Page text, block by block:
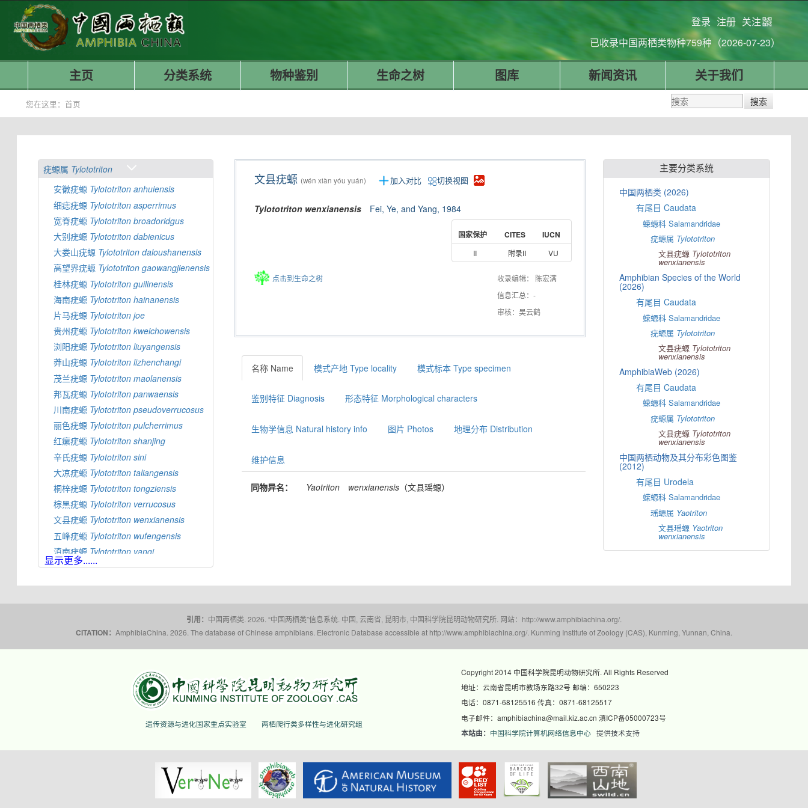
登录 注册 关注
已收录中国两栖类物种759种（2026-07-23）
主页 分类系统 物种鉴别 生命之树 图库 新闻资讯 关于我们
您在这里：首页
疣螈属 Tylototriton
安徽疣螈 Tylototriton anhuiensis
细痣疣螈 Tylototriton asperrimus
宽脊疣螈 Tylototriton broadoridgus
大别疣螈 Tylototriton dabienicus
大娄山疣螈 Tylototriton daloushanensis
高望界疣螈 Tylototriton gaowangjienensis
桂林疣螈 Tylototriton guilinensis
海南疣螈 Tylototriton hainanensis
片马疣螈 Tylototriton joe
贵州疣螈 Tylototriton kweichowensis
浏阳疣螈 Tylototriton liuyangensis
莽山疣螈 Tylototriton lizhenchangi
茂兰疣螈 Tylototriton maolanensis
邦瓦疣螈 Tylototriton panwaensis
川南疣螈 Tylototriton pseudoverrucosus
丽色疣螈 Tylototriton pulcherrimus
红瘰疣螈 Tylototriton shanjing
辛氏疣螈 Tylototriton sini
大凉疣螈 Tylototriton taliangensis
桐梓疣螈 Tylototriton tongziensis
棕黑疣螈 Tylototriton verrucosus
文县疣螈 Tylototriton wenxianensis
五峰疣螈 Tylototriton wufengensis
滇南疣螈 Tylototriton yangi
蔡氏疣螈Tylototriton ziegleri
显示更多......
文县疣螈 (wén xiàn yóu yuán) 加入对比 切换视图
Tylototriton wenxianensis Fei, Ye, and Yang, 1984
国家保护 CITES IUCN
II 附录II VU
点击到生命之树
收录编辑： 陈宏满
信息汇总：-
审核：吴云鹤
名称 Name 模式产地 Type locality 模式标本 Type specimen
鉴别特征 Diagnosis 形态特征 Morphological characters
生物学信息 Natural history info 图片 Photos 地理分布 Distribution
维护信息
同物异名： Yaotriton wenxianensis （文县瑶螈）
主要分类系统
中国两栖类 (2026)
有尾目 Caudata
蝾螈科 Salamandridae
疣螈属 Tylototriton
文县疣螈 Tylototriton
wenxianensis
Amphibian Species of the World
(2026)
有尾目 Caudata
蝾螈科 Salamandridae
疣螈属 Tylototriton
文县疣螈 Tylototriton
wenxianensis
AmphibiaWeb (2026)
有尾目 Caudata
蝾螈科 Salamandridae
疣螈属 Tylototriton
文县疣螈 Tylototriton
wenxianensis
中国两栖动物及其分布彩色图鉴
(2012)
有尾目 Urodela
蝾螈科 Salamandridae
瑶螈属 Yaotriton
文县瑶螈 Yaotriton
wenxianensis
引用： 中国两栖类. 2026. “中国两栖类”信息系统. 中国, 云南省, 昆明市, 中国科学院昆明动物研究所. 网站：http://www.amphibiachina.org/.
CITATION： AmphibiaChina. 2026. The database of Chinese amphibians. Electronic Database accessible at http://www.amphibiachina.org/. Kunming Institute of Zoology (CAS), Kunming, Yunnan, China.
遗传资源与进化国家重点实验室 两栖爬行类多样性与进化研究组
Copyright 2014 中国科学院昆明动物研究所. All Rights Reserved
地址：云南省昆明市教场东路32号 邮编：650223
电话：0871-68125516 传真：0871-68125517
电子邮件：amphibiachina@mail.kiz.ac.cn 滇ICP备05000723号
本站由： 中国科学院计算机网络信息中心提供技术支持